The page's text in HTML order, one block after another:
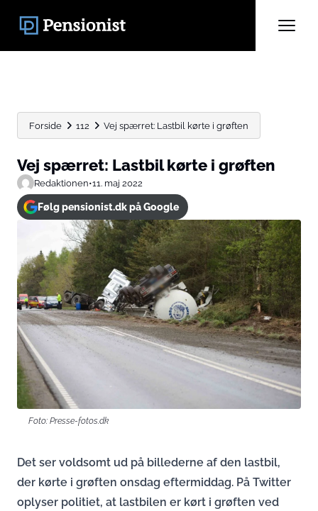
Forside 112 Vej spærret: Lastbil kørte i grøften
Vej spærret: Lastbil kørte i grøften
Redaktionen•11. maj 2022
Følg pensionist.dk på Google
Foto: Presse-fotos.dk
Det ser voldsomt ud på billederne af den lastbil,
der kørte i grøften onsdag eftermiddag. På Twitter
oplyser politiet, at lastbilen er kørt i grøften ved